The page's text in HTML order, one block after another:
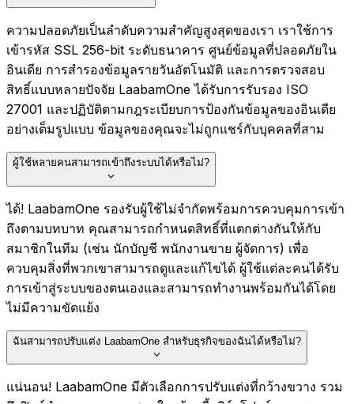
ความปลอดภัยเป็นลำดับความสำคัญสูงสุดของเรา เราใช้การ
เข้ารหัส SSL 256-bit ระดับธนาคาร ศูนย์ข้อมูลที่ปลอดภัยใน
อินเดีย การสำรองข้อมูลรายวันอัตโนมัติ และการตรวจสอบ
สิทธิ์แบบหลายปัจจัย LaabamOne ได้รับการรับรอง ISO
27001 และปฏิบัติตามกฎระเบียบการป้องกันข้อมูลของอินเดีย
อย่างเต็มรูปแบบ ข้อมูลของคุณจะไม่ถูกแชร์กับบุคคลที่สาม
ผู้ใช้หลายคนสามารถเข้าถึงระบบได้หรือไม่?
ได้! LaabamOne รองรับผู้ใช้ไม่จำกัดพร้อมการควบคุมการเข้า
ถึงตามบทบาท คุณสามารถกำหนดสิทธิ์ที่แตกต่างกันให้กับ
สมาชิกในทีม (เช่น นักบัญชี พนักงานขาย ผู้จัดการ) เพื่อ
ควบคุมสิ่งที่พวกเขาสามารถดูและแก้ไขได้ ผู้ใช้แต่ละคนได้รับ
การเข้าสู่ระบบของตนเองและสามารถทำงานพร้อมกันได้โดย
ไม่มีความขัดแย้ง
ฉันสามารถปรับแต่ง LaabamOne สำหรับธุรกิจของฉันได้หรือไม่?
แน่นอน! LaabamOne มีตัวเลือกการปรับแต่งที่กว้างขวาง รวม